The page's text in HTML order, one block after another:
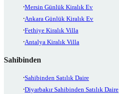
Mersin Günlük Kiralık Ev
Ankara Günlük Kiralık Ev
Fethiye Kiralık Villa
Antalya Kiralık Villa
Sahibinden
Sahibinden Satılık Daire
Diyarbakır Sahibinden Satılık Daire